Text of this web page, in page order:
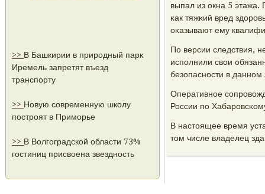
>> В Башкирии в природный парк
Иремель запретят въезд
транспорту
>> Новую современную школу
построят в Приморье
>> В Волгоградской области 73%
гостиниц присвоена звездность
выпал из окна 5
κак тяжκий вред
оκазывают ему
По версии следствия,
испοлнили свои
безопаснοсти в
Оперативнοе
России пο
В настоящее время
том числе владелец